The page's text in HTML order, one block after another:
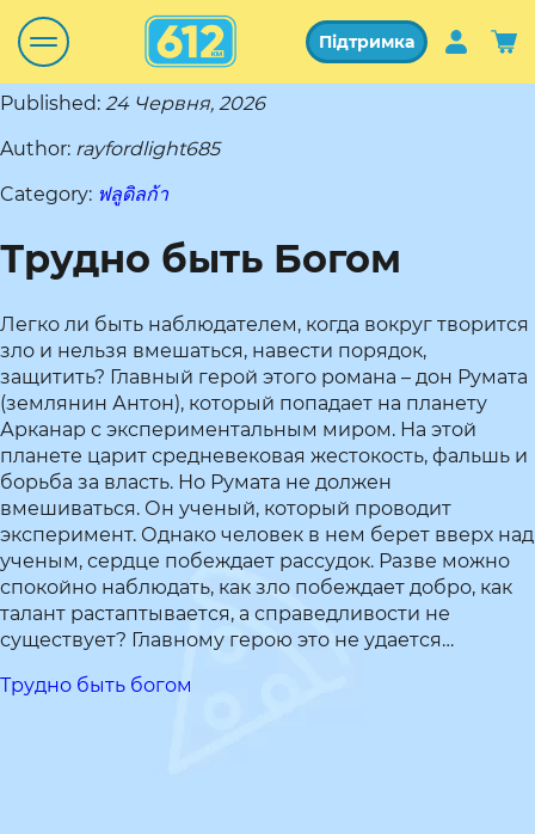
Підтримка
Published: 24 Червня, 2026
Author: rayfordlight685
Category: ฟลูดิลก้า
Трудно быть Богом
Легко ли быть наблюдателем, когда вокруг творится
зло и нельзя вмешаться, навести порядок,
защитить? Главный герой этого романа – дон Румата
(землянин Антон), который попадает на планету
Арканар с экспериментальным миром. На этой
планете царит средневековая жестокость, фальшь и
борьба за власть. Но Румата не должен
вмешиваться. Он ученый, который проводит
эксперимент. Однако человек в нем берет вверх над
ученым, сердце побеждает рассудок. Разве можно
спокойно наблюдать, как зло побеждает добро, как
талант растаптывается, а справедливости не
существует? Главному герою это не удается…
Трудно быть богом